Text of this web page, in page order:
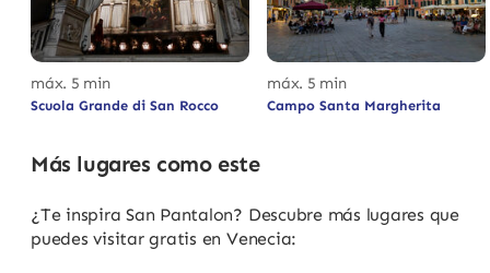
máx. 5 min
Scuola Grande di San Rocco
máx. 5 min
Campo Santa Margherita
Más lugares como este
¿Te inspira San Pantalon? Descubre más lugares que
puedes visitar gratis en Venecia: